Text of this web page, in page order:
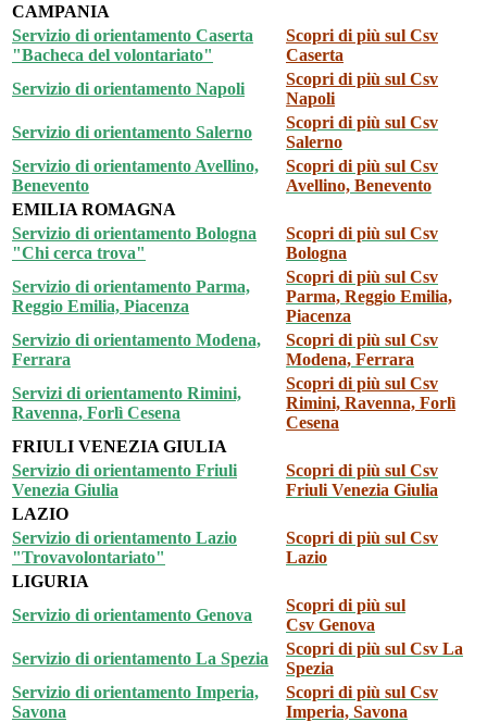
CAMPANIA
Servizio di orientamento Caserta
"Bacheca del volontariato"
Scopri di più sul Csv
Caserta
Servizio di orientamento Napoli
Scopri di più sul Csv
Napoli
Servizio di orientamento Salerno
Scopri di più sul Csv
Salerno
Servizio di orientamento Avellino,
Benevento
Scopri di più sul Csv
Avellino, Benevento
EMILIA ROMAGNA
Servizio di orientamento Bologna
"Chi cerca trova"
Scopri di più sul Csv
Bologna
Servizio di orientamento Parma,
Reggio Emilia, Piacenza
Scopri di più sul Csv
Parma, Reggio Emilia,
Piacenza
Servizio di orientamento Modena,
Ferrara
Scopri di più sul Csv
Modena, Ferrara
Servizi di orientamento Rimini,
Ravenna, Forlì Cesena
Scopri di più sul Csv
Rimini, Ravenna, Forlì
Cesena
FRIULI VENEZIA GIULIA
Servizio di orientamento Friuli
Venezia Giulia
Scopri di più sul Csv
Friuli Venezia Giulia
LAZIO
Servizio di orientamento Lazio
"Trovavolontariato"
Scopri di più sul Csv
Lazio
LIGURIA
Servizio di orientamento Genova
Scopri di più sul
Csv Genova
Servizio di orientamento La Spezia
Scopri di più sul Csv La
Spezia
Servizio di orientamento Imperia,
Savona
Scopri di più sul Csv
Imperia, Savona